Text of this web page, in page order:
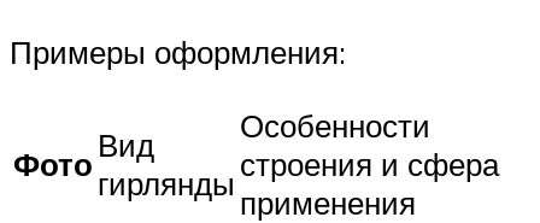
Примеры оформления:
Фото Вид
гирлянды
Особенности
строения и сфера
применения